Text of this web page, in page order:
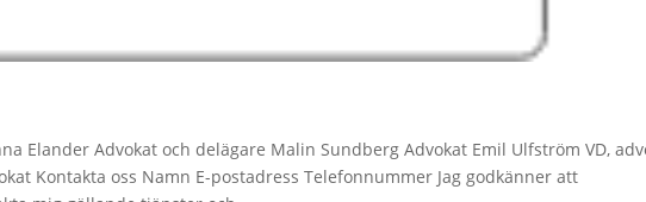
Elander Advokat och delägare Malin Sundberg Advokat Emil Ulfström VD,
Kontakta oss Namn E-postadress Telefonnummer Jag godkänner att